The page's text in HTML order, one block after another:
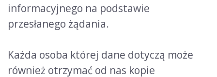
informacyjnego na podstawie
przesłanego żądania.
Każda osoba której dane dotyczą może
również otrzymać od nas kopie